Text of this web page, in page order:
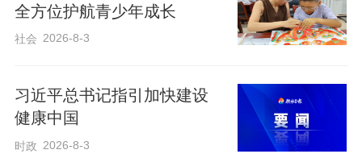
全方位护航青少年成长
社会 2026-8-3
习近平总书记指引加快建设
健康中国
时政 2026-8-3